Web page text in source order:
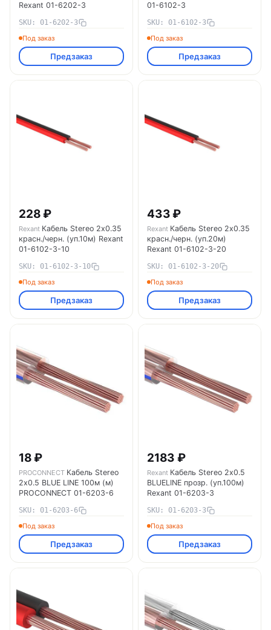
Rexant 01-6202-3
SKU: 01-6202-3
Под заказ
Предзаказ
01-6102-3
SKU: 01-6102-3
Под заказ
Предзаказ
228 ₽
Rexant Кабель Stereo 2х0.35
красн./черн. (уп.10м) Rexant
01-6102-3-10
SKU: 01-6102-3-10
Под заказ
Предзаказ
433 ₽
Rexant Кабель Stereo 2х0.35
красн./черн. (уп.20м)
Rexant 01-6102-3-20
SKU: 01-6102-3-20
Под заказ
Предзаказ
18 ₽
PROCONNECT Кабель Stereo
2х0.5 BLUE LINE 100м (м)
PROCONNECT 01-6203-6
SKU: 01-6203-6
Под заказ
Предзаказ
2183 ₽
Rexant Кабель Stereo 2х0.5
BLUELINE прозр. (уп.100м)
Rexant 01-6203-3
SKU: 01-6203-3
Под заказ
Предзаказ